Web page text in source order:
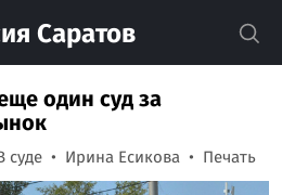
Саратов
один суд за
суде Ирина Есикова Печать